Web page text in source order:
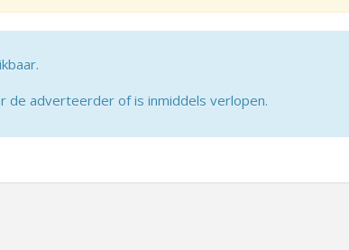
de adverteerder of is inmiddels verlopen.